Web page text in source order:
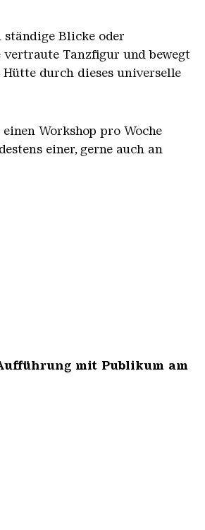
ständige Blicke oder
Tanzfigur und bewegt
durch dieses universelle
Workshop pro Woche
einer, gerne auch an
mit Publikum am